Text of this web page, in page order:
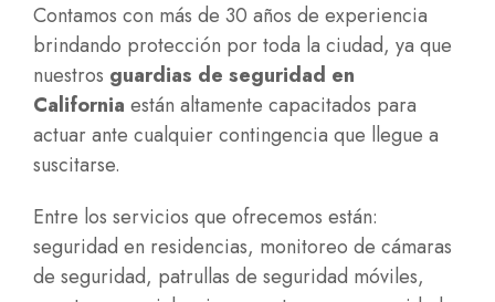
Contamos con más de 30 años de experiencia
brindando protección por toda la ciudad, ya que
nuestros guardias de seguridad en
California están altamente capacitados para
actuar ante cualquier contingencia que llegue a
suscitarse.
Entre los servicios que ofrecemos están:
seguridad en residencias, monitoreo de cámaras
de seguridad, patrullas de seguridad móviles,